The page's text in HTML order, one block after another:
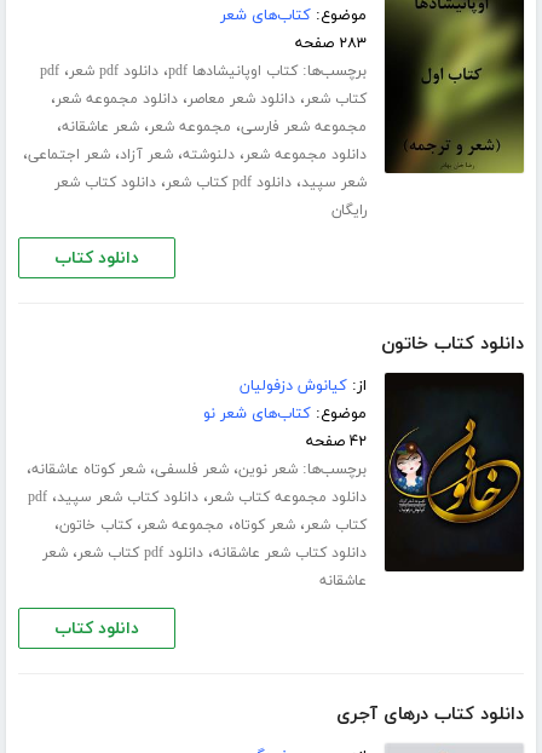
موضوع:کتاب‌های شعر
۲۸۳ صفحه
برچسب‌ها:کتاب اوپانیشادها pdf ،دانلود pdf شعر ،pdf
کتاب شعر،دانلود شعر معاصر،دانلود مجموعه شعر،
مجموعه شعر فارسی، مجموعه شعر،شعر عاشقانه،
دانلود مجموعه شعر،دلنوشته،شعر آزاد،شعر اجتماعی،
شعر سپید،دانلود pdf کتاب شعر ،دانلود کتاب شعر
رایگان
دانلود کتاب
دانلود کتاب خاتون
از:کیانوش دزفولیان
موضوع:کتاب‌های شعر نو
۴۲ صفحه
برچسب‌ها:شعر نوین،شعر فلسفی،شعر کوتاه عاشقانه،
دانلود مجموعه کتاب شعر،دانلود کتاب شعر سپید،pdf
کتاب شعر،شعر کوتاه، مجموعه شعر،کتاب خاتون،
دانلود کتاب شعر عاشقانه،دانلود pdf کتاب شعر ،شعر
عاشقانه
دانلود کتاب
دانلود کتاب درهای آجری